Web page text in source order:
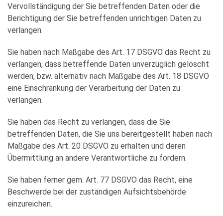
Vervollständigung der Sie betreffenden Daten oder die
Berichtigung der Sie betreffenden unrichtigen Daten zu
verlangen.
Sie haben nach Maßgabe des Art. 17 DSGVO das Recht zu
verlangen, dass betreffende Daten unverzüglich gelöscht
werden, bzw. alternativ nach Maßgabe des Art. 18 DSGVO
eine Einschränkung der Verarbeitung der Daten zu
verlangen.
Sie haben das Recht zu verlangen, dass die Sie
betreffenden Daten, die Sie uns bereitgestellt haben nach
Maßgabe des Art. 20 DSGVO zu erhalten und deren
Übermittlung an andere Verantwortliche zu fordern.
Sie haben ferner gem. Art. 77 DSGVO das Recht, eine
Beschwerde bei der zuständigen Aufsichtsbehörde
einzureichen.